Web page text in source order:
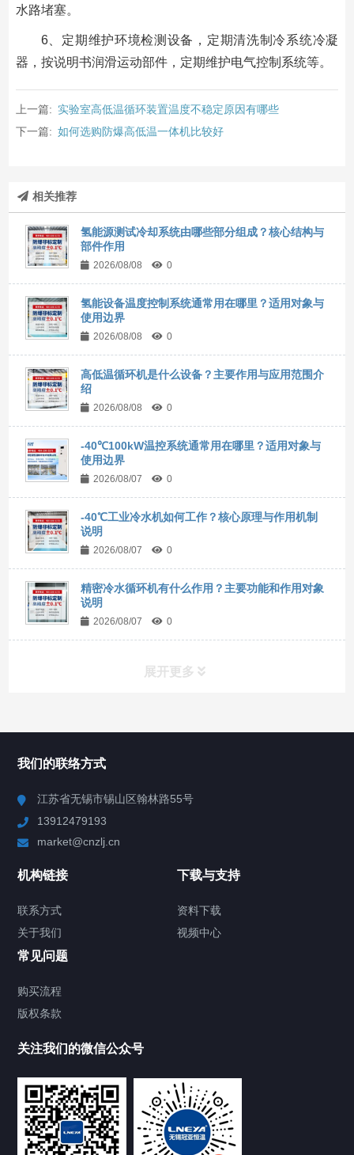
水路堵塞。
6、定期维护环境检测设备，定期清洗制冷系统冷凝
器，按说明书润滑运动部件，定期维护电气控制系统等。
上一篇: 实验室高低温循环装置温度不稳定原因有哪些
下一篇: 如何选购防爆高低温一体机比较好
相关推荐
氢能源测试冷却系统由哪些部分组成？核心结构与
部件作用
2026/08/08 0
氢能设备温度控制系统通常用在哪里？适用对象与
使用边界
2026/08/08 0
高低温循环机是什么设备？主要作用与应用范围介
绍
2026/08/08 0
-40℃100kW温控系统通常用在哪里？适用对象与
使用边界
2026/08/07 0
-40℃工业冷水机如何工作？核心原理与作用机制
说明
2026/08/07 0
精密冷水循环机有什么作用？主要功能和作用对象
说明
2026/08/07 0
展开更多
Chiller高精度制冷循环器
TCU温度控制单元
Chiller气体控温系统
Chamber试验箱
FREEZER低温箱
我们的联络方式
江苏省无锡市锡山区翰林路55号
13912479193
market@cnzlj.cn
机构链接
联系方式
关于我们
下载与支持
资料下载
视频中心
常见问题
购买流程
版权条款
关注我们的微信公众号